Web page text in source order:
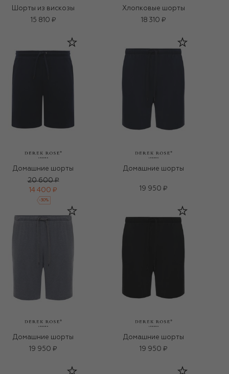
Шорты из вискозы
15 810 ₽
Хлопковые шорты
18 310 ₽
Домашние шорты
20 600 ₽
14 400 ₽
-30%
Домашние шорты
19 950 ₽
Домашние шорты
19 950 ₽
Домашние шорты
19 950 ₽